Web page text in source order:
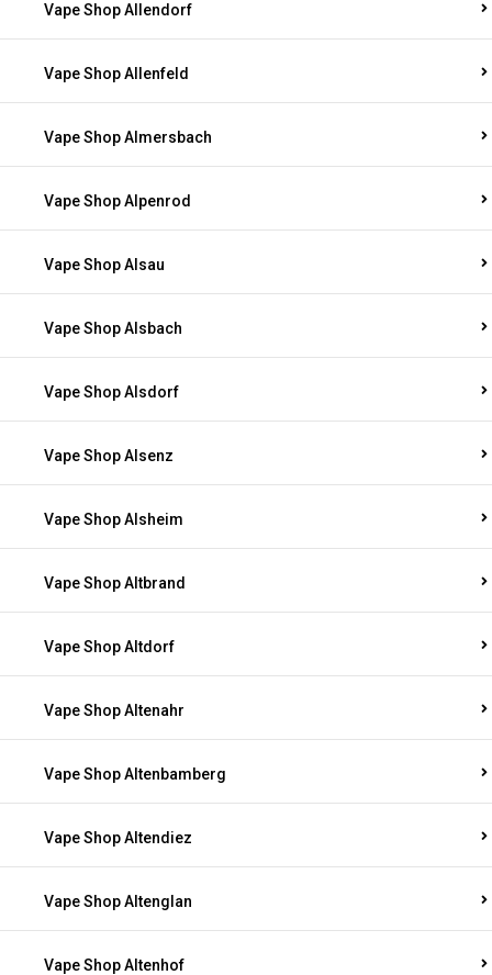
Vape Shop Allendorf
Vape Shop Allenfeld
Vape Shop Almersbach
Vape Shop Alpenrod
Vape Shop Alsau
Vape Shop Alsbach
Vape Shop Alsdorf
Vape Shop Alsenz
Vape Shop Alsheim
Vape Shop Altbrand
Vape Shop Altdorf
Vape Shop Altenahr
Vape Shop Altenbamberg
Vape Shop Altendiez
Vape Shop Altenglan
Vape Shop Altenhof